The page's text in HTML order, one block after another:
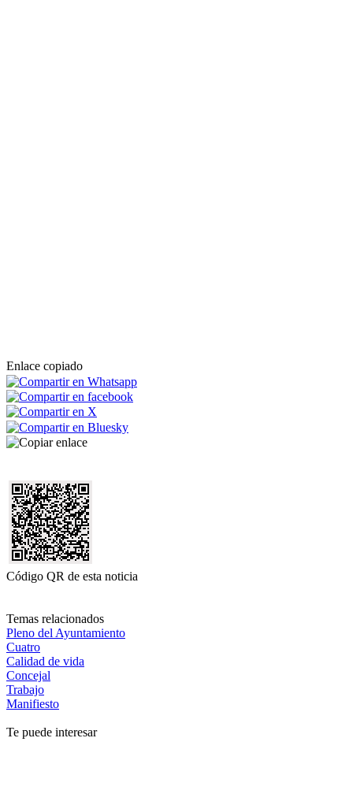
Enlace copiado
Código QR de esta noticia
Temas relacionados
Pleno del Ayuntamiento
Cuatro
Calidad de vida
Concejal
Trabajo
Manifiesto
Te puede interesar